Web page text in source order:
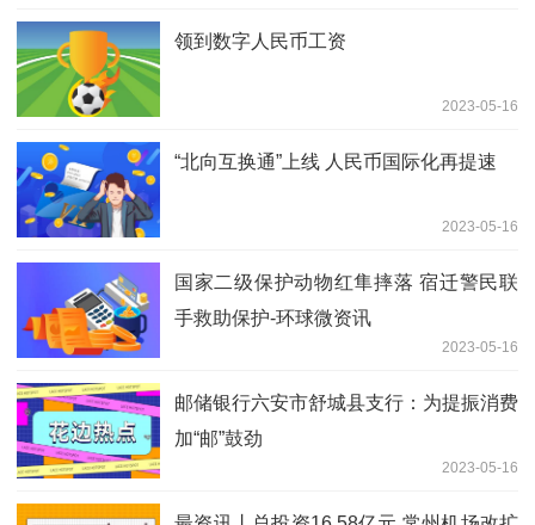
领到数字人民币工资
2023-05-16
“北向互换通”上线 人民币国际化再提速
2023-05-16
国家二级保护动物红隼摔落 宿迁警民联
手救助保护-环球微资讯
2023-05-16
邮储银行六安市舒城县支行：为提振消费
加“邮”鼓劲
2023-05-16